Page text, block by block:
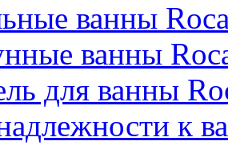
ванны
ванны
для ванны
к